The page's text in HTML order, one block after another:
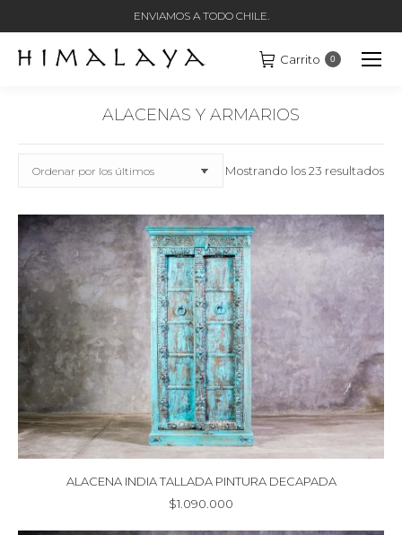
ENVIAMOS A TODO CHILE.
Carrito 0
ALACENAS Y ARMARIOS
Mostrando los 23 resultados
ALACENA INDIA TALLADA PINTURA DECAPADA
$1.090.000